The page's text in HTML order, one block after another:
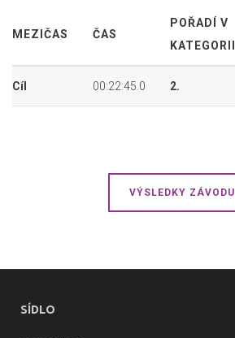
MEZIČAS ČAS
POŘADÍ V
KATEGORII
Cíl 00:22:45.0 2.
VÝSLEDKY ZÁVODU
SÍDLO